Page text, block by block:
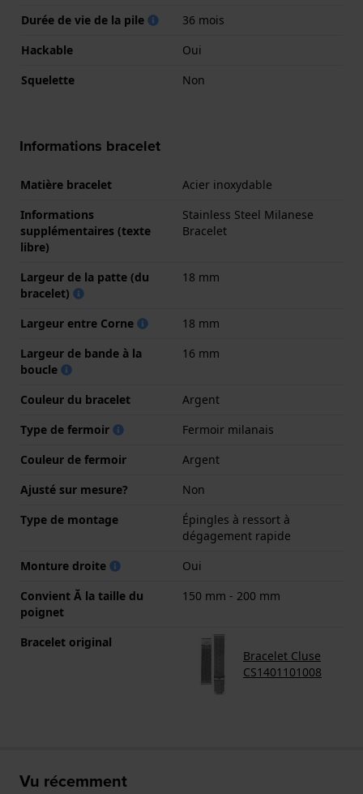
Durée de vie de la pile
36 mois
Hackable
Oui
Squelette
Non
Informations bracelet
Matière bracelet
Acier inoxydable
Informations
supplémentaires (texte
libre)
Stainless Steel Milanese
Bracelet
Largeur de la patte (du
bracelet)
18 mm
Largeur entre Corne
18 mm
Largeur de bande à la
boucle
16 mm
Couleur du bracelet
Argent
Type de fermoir
Fermoir milanais
Couleur de fermoir
Argent
Ajusté sur mesure?
Non
Type de montage
Épingles à ressort à
dégagement rapide
Monture droite
Oui
Convient Ă la taille du
poignet
150 mm - 200 mm
Bracelet original
Bracelet Cluse
CS1401101008
Vu récemment